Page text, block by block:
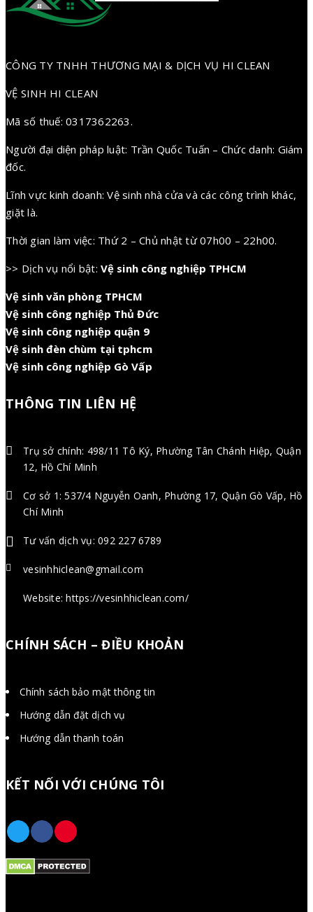
CÔNG TY TNHH THƯƠNG MẠI & DỊCH VỤ HI CLEAN
VỆ SINH HI CLEAN
Mã số thuế: 0317362263.
Người đại diện pháp luật: Trần Quốc Tuấn – Chức danh: Giám
đốc.
Lĩnh vực kinh doanh: Vệ sinh nhà cửa và các công trình khác,
giặt là.
Thời gian làm việc: Thứ 2 – Chủ nhật từ 07h00 – 22h00.
>> Dịch vụ nổi bật: Vệ sinh công nghiệp TPHCM
Vệ sinh văn phòng TPHCM
Vệ sinh công nghiệp Thủ Đức
Vệ sinh công nghiệp quận 9
Vệ sinh đèn chùm tại tphcm
Vệ sinh công nghiệp Gò Vấp
THÔNG TIN LIÊN HỆ
Trụ sở chính: 498/11 Tô Ký, Phường Tân Chánh Hiệp, Quận
12, Hồ Chí Minh
Cơ sở 1: 537/4 Nguyễn Oanh, Phường 17, Quận Gò Vấp, Hồ
Chí Minh
Tư vấn dịch vụ: 092 227 6789
vesinhhiclean@gmail.com
Website: https://vesinhhiclean.com/
CHÍNH SÁCH – ĐIỀU KHOẢN
Chính sách bảo mật thông tin
Hướng dẫn đặt dịch vụ
Hướng dẫn thanh toán
KẾT NỐI VỚI CHÚNG TÔI